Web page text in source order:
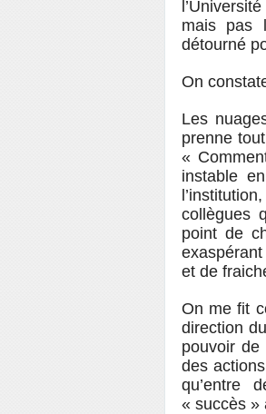
mais pas
détourné
On
Les
prenne
«
instable
collègues
point de
et de
On me fit
direction
pouvoir de
des
qu’entre
« succès »